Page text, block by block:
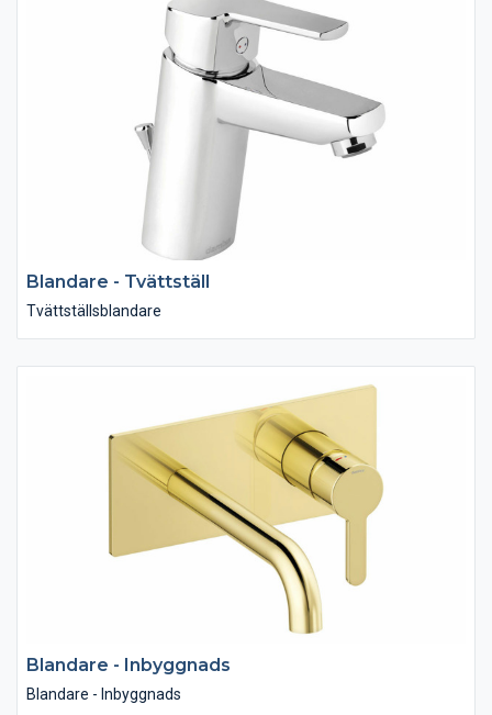
Blandare - Tvättställ
Tvättställsblandare
Blandare - Inbyggnads
Blandare - Inbyggnads